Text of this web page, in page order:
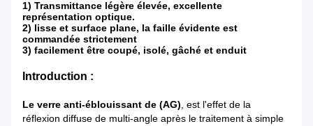
1) Transmittance légère élevée, excellente
représentation optique.
2) lisse et surface plane, la faille évidente est
commandée strictement
3) facilement être coupé, isolé, gâché et enduit
Introduction :
Le verre anti-éblouissant de (AG), est l'effet de la
réflexion diffuse de multi-angle après le traitement à simple